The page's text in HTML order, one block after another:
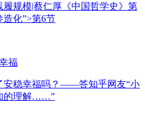
履规模|蔡仁厚《中国哲学史》第
造化”>第6节
安稳幸福吗？——答知乎网友“小
的理解……”